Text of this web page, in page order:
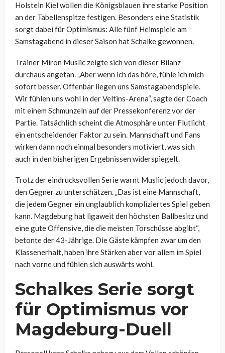
Holstein Kiel wollen die Königsblauen ihre starke Position
an der Tabellenspitze festigen. Besonders eine Statistik
sorgt dabei für Optimismus: Alle fünf Heimspiele am
Samstagabend in dieser Saison hat Schalke gewonnen.
Trainer Miron Muslic zeigte sich von dieser Bilanz
durchaus angetan. „Aber wenn ich das höre, fühle ich mich
sofort besser. Offenbar liegen uns Samstagabendspiele.
Wir fühlen uns wohl in der Veltins-Arena“, sagte der Coach
mit einem Schmunzeln auf der Pressekonferenz vor der
Partie. Tatsächlich scheint die Atmosphäre unter Flutlicht
ein entscheidender Faktor zu sein. Mannschaft und Fans
wirken dann noch einmal besonders motiviert, was sich
auch in den bisherigen Ergebnissen widerspiegelt.
Trotz der eindrucksvollen Serie warnt Muslic jedoch davor,
den Gegner zu unterschätzen. „Das ist eine Mannschaft,
die jedem Gegner ein unglaublich kompliziertes Spiel geben
kann. Magdeburg hat ligaweit den höchsten Ballbesitz und
eine gute Offensive, die die meisten Torschüsse abgibt“,
betonte der 43-Jährige. Die Gäste kämpfen zwar um den
Klassenerhalt, haben ihre Stärken aber vor allem im Spiel
nach vorne und fühlen sich auswärts wohl.
Schalkes Serie sorgt
für Optimismus vor
Magdeburg-Duell